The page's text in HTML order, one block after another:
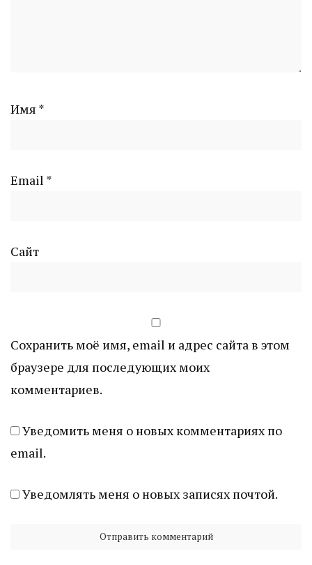
Имя *
Email *
Сайт
Сохранить моё имя, email и адрес сайта в этом
браузере для последующих моих
комментариев.
Уведомить меня о новых комментариях по
email.
Уведомлять меня о новых записях почтой.